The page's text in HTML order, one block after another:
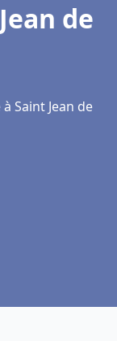
de
Saint Jean de